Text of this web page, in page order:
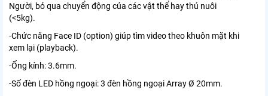
Người, bỏ qua chuyển động của các vật thể hay thú nuôi
(<5kg).
-Chức năng Face ID (option) giúp tìm video theo khuôn mặt khi
xem lại (playback).
-Ống kính: 3.6mm.
-Số đèn LED hồng ngoại: 3 đèn hồng ngoại Array Ø 20mm.